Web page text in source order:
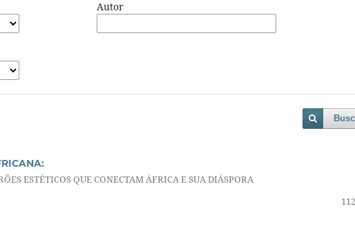
Autor
ESTÉTICOS QUE CONECTAM ÁFRICA E SUA DIÁSPORA